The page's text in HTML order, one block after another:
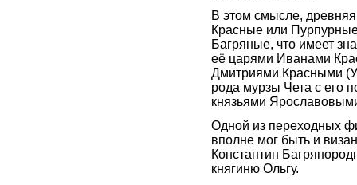
В этом смысле,
Красные или
Багряные, что имеет
её царями Иванами
Дмитриями Красными
рода мурзы Чета с его
князьями
Одной из переходных
вполне мог быть и
Константин
княгиню Ольгу.